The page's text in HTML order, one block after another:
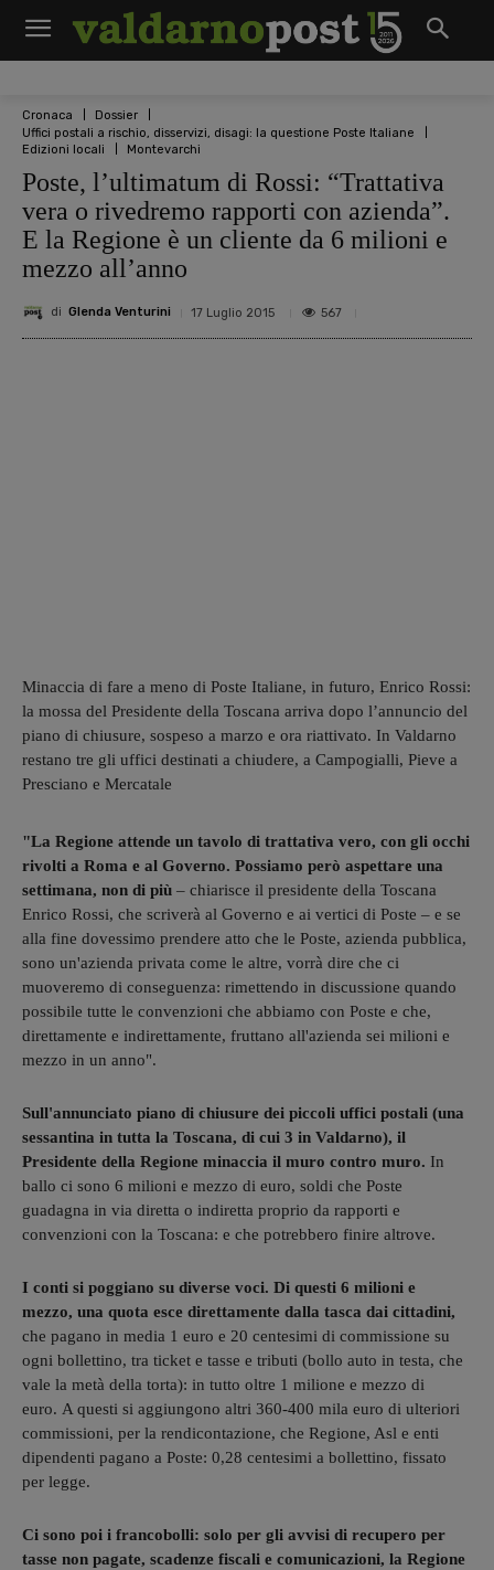
Cronaca
Dossier
Uffici postali a rischio, disservizi, disagi: la questione Poste Italiane
Edizioni locali
Montevarchi
Poste, l’ultimatum di Rossi: “Trattativa
vera o rivedremo rapporti con azienda”.
E la Regione è un cliente da 6 milioni e
mezzo all’anno
di Glenda Venturini 17 Luglio 2015 567
Minaccia di fare a meno di Poste Italiane, in futuro, Enrico Rossi:
la mossa del Presidente della Toscana arriva dopo l’annuncio del
piano di chiusure, sospeso a marzo e ora riattivato. In Valdarno
restano tre gli uffici destinati a chiudere, a Campogialli, Pieve a
Presciano e Mercatale
"La Regione attende un tavolo di trattativa vero, con gli occhi
rivolti a Roma e al Governo. Possiamo però aspettare una
settimana, non di più – chiarisce il presidente della Toscana
Enrico Rossi, che scriverà al Governo e ai vertici di Poste – e se
alla fine dovessimo prendere atto che le Poste, azienda pubblica,
sono un'azienda privata come le altre, vorrà dire che ci
muoveremo di conseguenza: rimettendo in discussione quando
possibile tutte le convenzioni che abbiamo con Poste e che,
direttamente e indirettamente, fruttano all'azienda sei milioni e
mezzo in un anno".
Sull'annunciato piano di chiusure dei piccoli uffici postali (una
sessantina in tutta la Toscana, di cui 3 in Valdarno), il
Presidente della Regione minaccia il muro contro muro. In
ballo ci sono 6 milioni e mezzo di euro, soldi che Poste
guadagna in via diretta o indiretta proprio da rapporti e
convenzioni con la Toscana: e che potrebbero finire altrove.
I conti si poggiano su diverse voci. Di questi 6 milioni e
mezzo, una quota esce direttamente dalla tasca dai cittadini,
che pagano in media 1 euro e 20 centesimi di commissione su
ogni bollettino, tra ticket e tasse e tributi (bollo auto in testa, che
vale la metà della torta): in tutto oltre 1 milione e mezzo di
euro. A questi si aggiungono altri 360-400 mila euro di ulteriori
commissioni, per la rendicontazione, che Regione, Asl e enti
dipendenti pagano a Poste: 0,28 centesimi a bollettino, fissato
per legge.
Ci sono poi i francobolli: solo per gli avvisi di recupero per
tasse non pagate, scadenze fiscali e comunicazioni, la Regione